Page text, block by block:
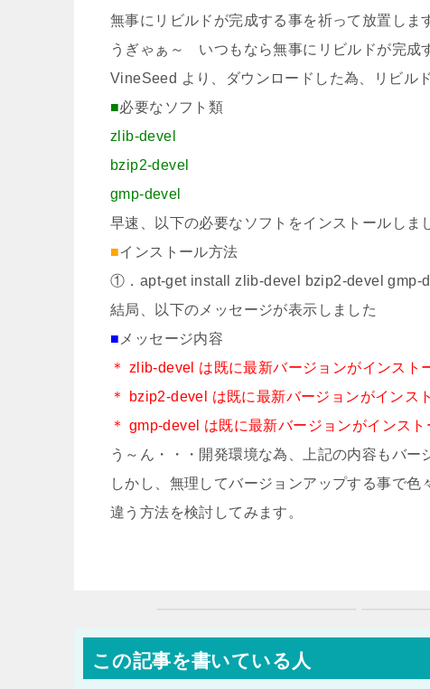
無事にリビルドが完成する事を祈って放置しま
うぎゃぁ～ いつもなら無事にリビルドが完成
VineSeed より、ダウンロードした為、リビル
■必要なソフト類
zlib-devel
bzip2-devel
gmp-devel
早速、以下の必要なソフトをインストールしま
■インストール方法
①．apt-get install zlib-devel bzip2-devel gmp-
結局、以下のメッセージが表示しました
■ メッセージ内容
＊ zlib-devel は既に最新バージョンがインスト
＊ bzip2-devel は既に最新バージョンがインス
＊ gmp-devel は既に最新バージョンがインスト
う～ん・・・開発環境な為、上記の内容もバー
しかし、無理してバージョンアップする事で
違う方法を検討してみます。
この記事を書いている人